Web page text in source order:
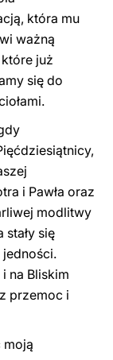
która mu
ważną
już
się do
i Pawła oraz
modlitwy
się
jedności.
na Bliskim
przemoc i
moją